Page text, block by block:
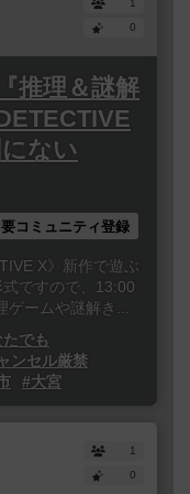
1
0
推理＆謎解
ない
要コミュニティ登録
X》新作で遊ぶ
ですので、13:00
ームや謎解き...
でも
ンセル厳禁
#大宮
1
0